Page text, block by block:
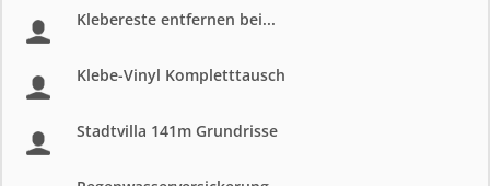
Klebereste entfernen bei...
Klebe-Vinyl Kompletttausch
Stadtvilla 141m Grundrisse